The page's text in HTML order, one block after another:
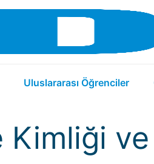
Uluslararası Öğrenciler